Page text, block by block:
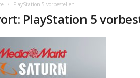
PlayStation 5 vorbestellen
PlayStation 5